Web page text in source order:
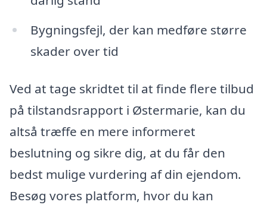
Bygningsfejl, der kan medføre større
skader over tid
Ved at tage skridtet til at finde flere tilbud
på tilstandsrapport i Østermarie, kan du
altså træffe en mere informeret
beslutning og sikre dig, at du får den
bedst mulige vurdering af din ejendom.
Besøg vores platform, hvor du kan